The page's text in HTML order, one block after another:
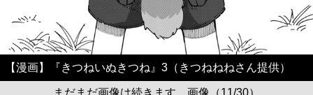
【漫画】『きつねいぬきつね』3（きつねねねさん提供）
まだまだ画像は続きます。画像（11/30）